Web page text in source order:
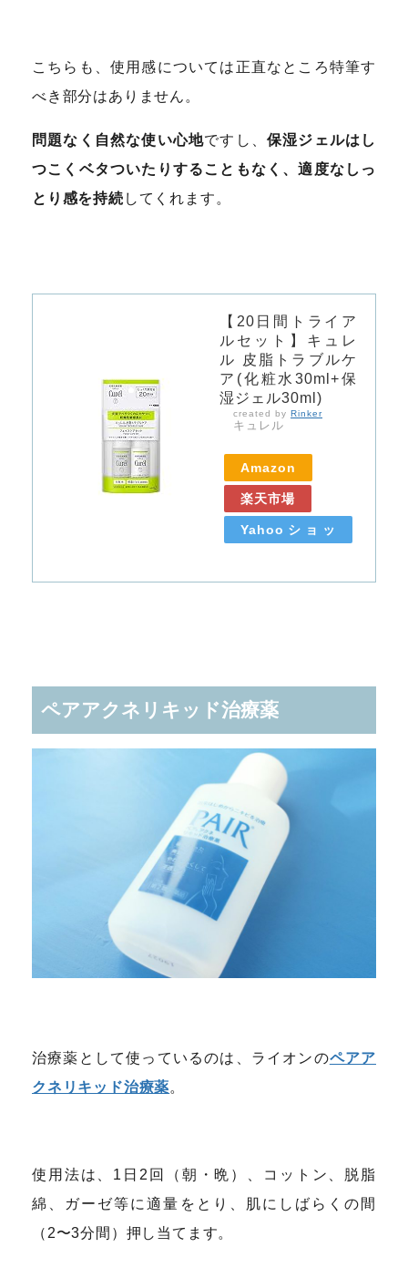
こちらも、使用感については正直なところ特筆す
べき部分はありません。
問題なく自然な使い心地ですし、 保湿ジェルはし
つこくベタついたりすることもなく、適度なしっ
とり感を持続 してくれます。
【20日間トライア
ルセット】キュレ
ル 皮脂トラブルケ
ア(化粧水30ml+保
湿ジェル30ml)
created by Rinker
キュレル
Amazon
楽天市場
Yahooショッ
ペアアクネリキッド治療薬
治療薬として使っているのは、ライオンのペアア
クネリキッド治療薬。
使用法は、1日2回（朝・晩）、コットン、脱脂
綿、ガーゼ等に適量をとり、肌にしばらくの間
（2〜3分間）押し当てます。